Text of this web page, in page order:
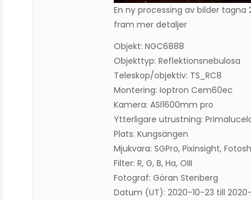
En ny processing av bilder
fram mer detaljer
Objekt: NGC6888
Objekttyp: Reflektionsnebulosa
Teleskop/objektiv: TS_RC8
Montering: Ioptron Cem60ec
Kamera: ASI1600mm pro
Ytterligare utrustning:
Plats: Kungsängen
Mjukvara: SGPro, Pixinsight,
Filter: R, G, B, Ha, OIII
Fotograf: Göran Stenberg
Datum (UT): 2020-10-23 till 2020-